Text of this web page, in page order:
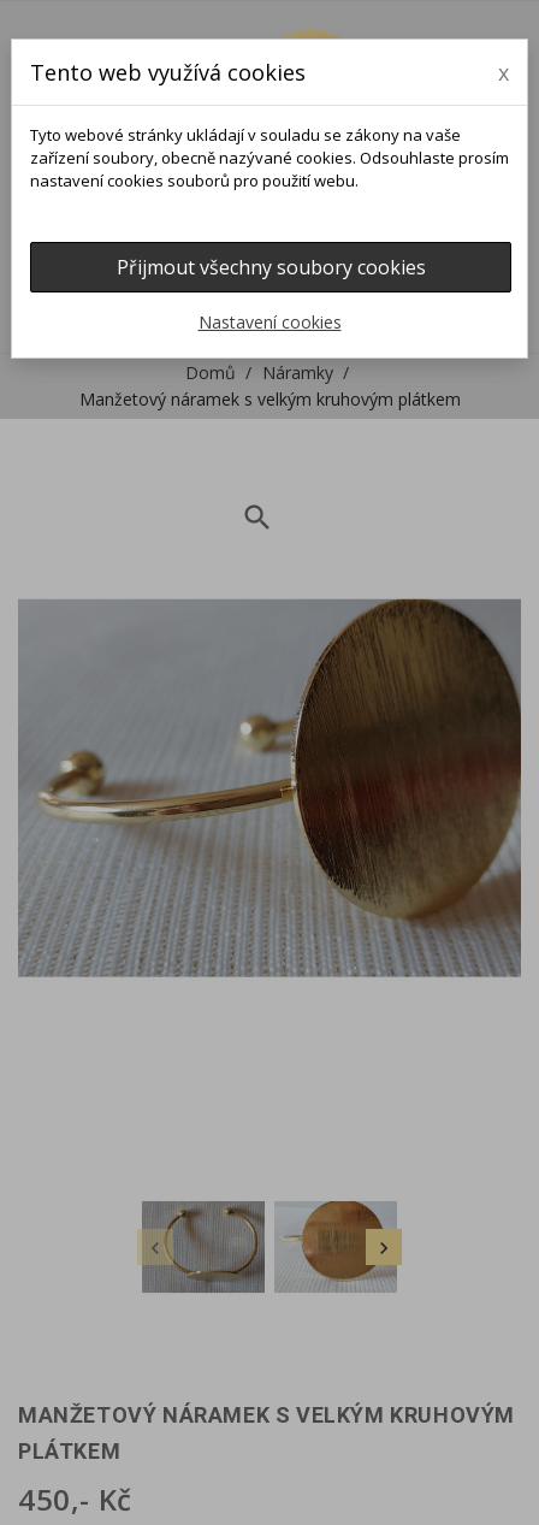
Domů
Náramky
Manžetový náramek s velkým kruhovým plátkem
search
 
MANŽETOVÝ NÁRAMEK S VELKÝM KRUHOVÝM
PLÁTKEM
450,- Kč
Tento web využívá cookies x
Tyto webové stránky ukládají v souladu se zákony na vaše
zařízení soubory, obecně nazývané cookies. Odsouhlaste prosím
nastavení cookies souborů pro použití webu.
Přijmout všechny soubory cookies
Nastavení cookies